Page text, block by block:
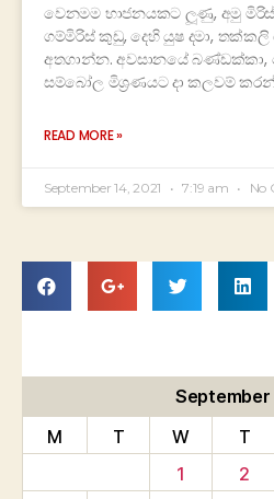
වෙනමම භාජනයකට ලූණු, අමු
ගම්මිරිස් කුඩු, දෙහි යුෂ දමා,
අතගාන්න. අවසානයේ
සම්බෝල මිශ්‍රණයට දා කලවම්
READ MORE »
September 14, 2021 7:19 am No
September
M
T W T
1
2